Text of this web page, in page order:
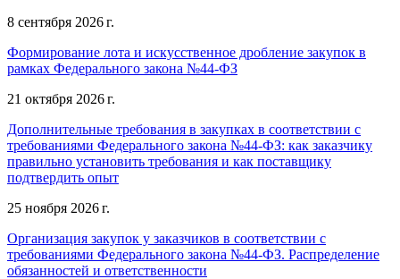
8 сентября 2026 г.
Формирование лота и искусственное дробление закупок в
рамках Федерального закона №44-ФЗ
21 октября 2026 г.
Дополнительные требования в закупках в соответствии с
требованиями Федерального закона №44-ФЗ: как заказчику
правильно установить требования и как поставщику
подтвердить опыт
25 ноября 2026 г.
Организация закупок у заказчиков в соответствии с
требованиями Федерального закона №44-ФЗ. Распределение
обязанностей и ответственности